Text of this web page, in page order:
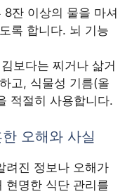
8잔 이상의 물을 마셔
록 합니다. 뇌 기능
보다는 찌거나 삶거
고, 식물성 기름(올
적절히 사용합니다.
오해와 사실
려진 정보나 오해가
현명한 식단 관리를